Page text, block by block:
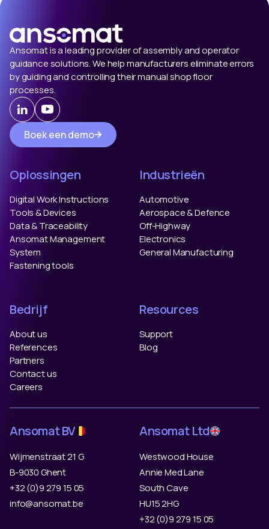
Ansomat is a leading provider of assembly and operator
guidance solutions. We help manufacturers eliminate errors
by guiding and controlling their manual shop floor
processes.
Boek een demo
Oplossingen
Digital Work Instructions
Tools & Devices
Data & Traceability
Ansomat Management
System
Fastening tools
Industrieën
Automotive
Aerospace & Defence
Off-Highway
Electronics
General Manufacturing
Bedrijf
About us
References
Partners
Contact us
Careers
Resources
Support
Blog
Ansomat BV
Wijmenstraat 21 G
B-9030 Ghent
+32 (0)9 279 15 05
info@ansomat.be
Ansomat Ltd
Westwood House
Annie Med Lane
South Cave
HU15 2HG
+32 (0)9 279 15 05